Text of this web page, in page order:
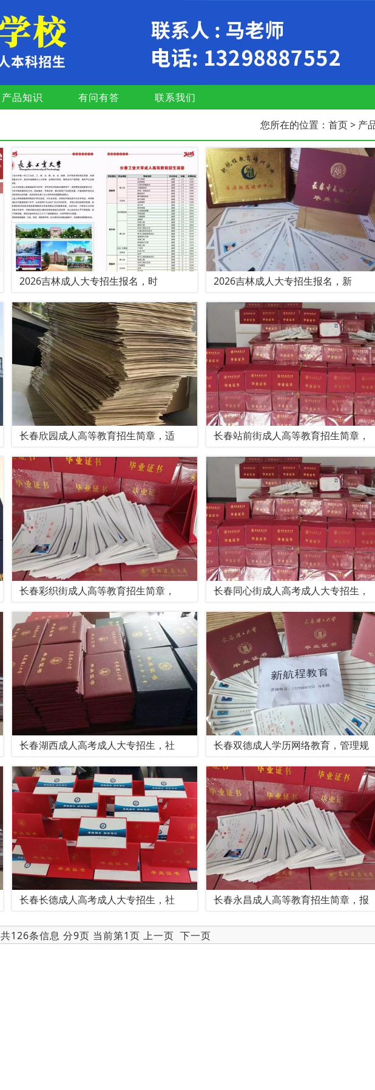
产品知识 有问有答 联系我们
您所在的位置： 首页> 产
2026吉林成人大专招生报名，时 2026吉林成人大专招生报名，新
长春欣园成人高等教育招生简章，适 长春站前街成人高等教育招生简章，
长春彩织街成人高等教育招生简章， 长春同心街成人高考成人大专招生，
长春湖西成人高考成人大专招生，社 长春双德成人学历网络教育，管理规
长春长德成人高考成人大专招生，社 长春永昌成人高等教育招生简章，报
共126条信息 分9页 当前第1页 上一页 下一页